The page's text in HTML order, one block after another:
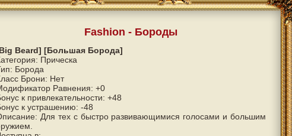
Fashion - Бороды
Beard] [Большая Борода]
Прическа
Борода
Брони: Нет
Равнения: +0
к привлекательности: +48
к устрашению: -48
Для тех с быстро развивающимися голосами и большим